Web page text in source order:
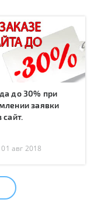
до 30% при
заявки
сайт.
01 авг 2018